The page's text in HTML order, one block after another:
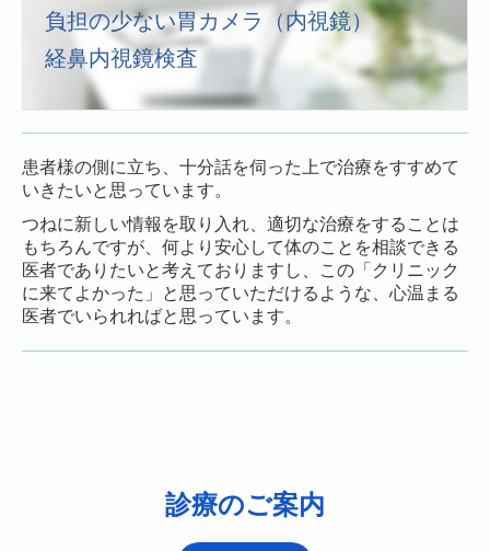
負担の少ない胃カメラ（内視鏡）
経鼻内視鏡検査
患者様の側に立ち、十分話を伺った上で治療をすすめて
いきたいと思っています。
つねに新しい情報を取り入れ、適切な治療をすることは
もちろんですが、何より安心して体のことを相談できる
医者でありたいと考えておりますし、この「クリニック
に来てよかった」と思っていただけるような、心温まる
医者でいられればと思っています。
診療のご案内